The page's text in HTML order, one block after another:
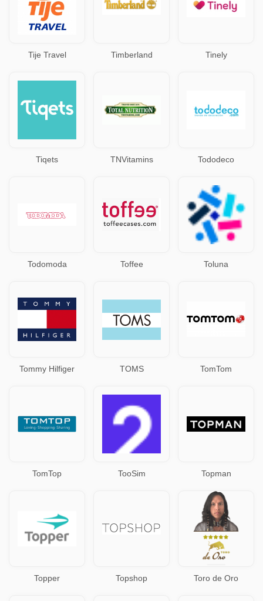
Tije Travel Timberland Tinely
Tiqets TNVitamins Tododeco
Todomoda Toffee Toluna
Tommy Hilfiger TOMS TomTom
TomTop TooSim Topman
Topper Topshop Toro de Oro